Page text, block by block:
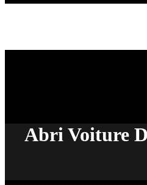
Abri Voiture